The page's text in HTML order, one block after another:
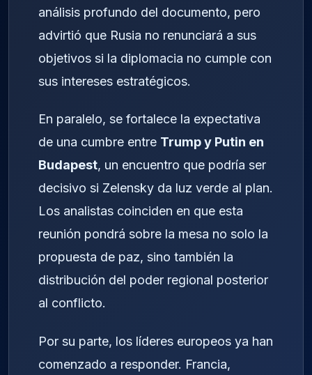
análisis profundo del documento, pero
advirtió que Rusia no renunciará a sus
objetivos si la diplomacia no cumple con
sus intereses estratégicos.
En paralelo, se fortalece la expectativa
de una cumbre entre Trump y Putin en
Budapest, un encuentro que podría ser
decisivo si Zelensky da luz verde al plan.
Los analistas coinciden en que esta
reunión pondrá sobre la mesa no solo la
propuesta de paz, sino también la
distribución del poder regional posterior
al conflicto.
Por su parte, los líderes europeos ya han
comenzado a responder. Francia,